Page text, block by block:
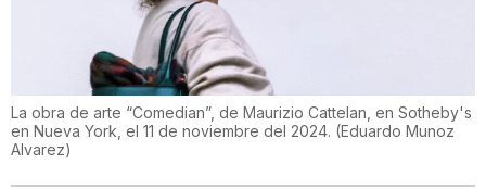
La obra de arte “Comedian”, de Maurizio Cattelan, en Sotheby's
en Nueva York, el 11 de noviembre del 2024. (Eduardo Munoz
Alvarez)